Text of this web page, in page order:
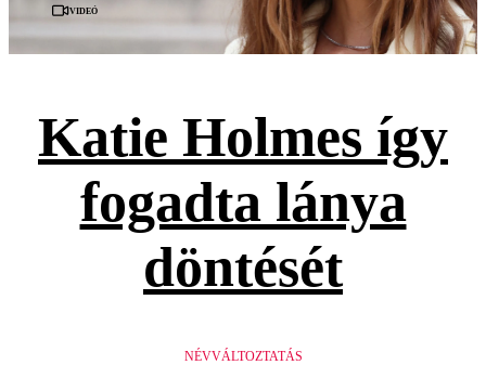
Videó
Katie Holmes így
fogadta lánya
döntését
NÉVVÁLTOZTATÁS